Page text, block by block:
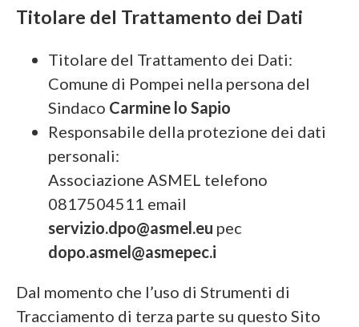
Titolare del Trattamento dei Dati
Titolare del Trattamento dei Dati:
Comune di Pompei nella persona del
Sindaco Carmine lo Sapio
Responsabile della protezione dei dati
personali:
Associazione ASMEL telefono
0817504511 email
servizio.dpo@asmel.eu pec
dopo.asmel@asmepec.i
Dal momento che l’uso di Strumenti di
Tracciamento di terza parte su questo Sito